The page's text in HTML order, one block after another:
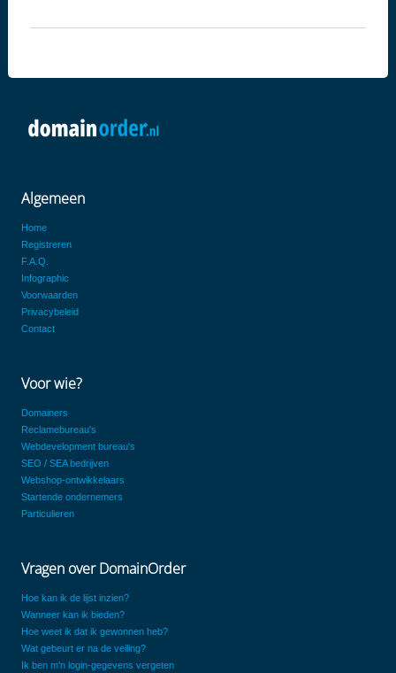
Algemeen
Home
Registreren
F.A.Q.
Infographic
Voorwaarden
Privacybeleid
Contact
Voor wie?
Domainers
Reclamebureau's
Webdevelopment bureau's
SEO / SEA bedrijven
Webshop-ontwikkelaars
Startende ondernemers
Particulieren
Vragen over DomainOrder
Hoe kan ik de lijst inzien?
Wanneer kan ik bieden?
Hoe weet ik dat ik gewonnen heb?
Wat gebeurt er na de veiling?
Ik ben m'n login-gegevens vergeten